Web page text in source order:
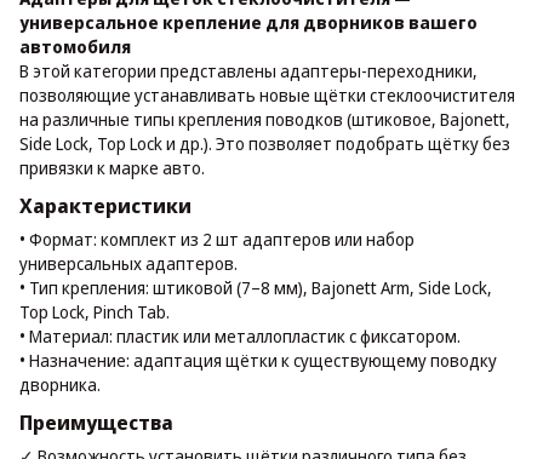
универсальное крепление для дворников вашего
автомобиля
В этой категории представлены адаптеры-переходники,
позволяющие устанавливать новые щётки стеклоочистителя
на различные типы крепления поводков (штиковое, Bajonett,
Side Lock, Top Lock и др.). Это позволяет подобрать щётку без
привязки к марке авто.
Характеристики
• Формат: комплект из 2 шт адаптеров или набор
универсальных адаптеров.
• Тип крепления: штиковой (7–8 мм), Bajonett Arm, Side Lock,
Top Lock, Pinch Tab.
• Материал: пластик или металлопластик с фиксатором.
• Назначение: адаптация щётки к существующему поводку
дворника.
Преимущества